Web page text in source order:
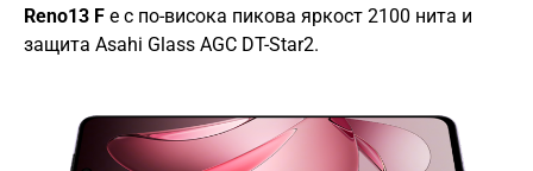
Reno13 F е с по-висока пикова яркост 2100 нита и
защита Asahi Glass AGC DT-Star2.